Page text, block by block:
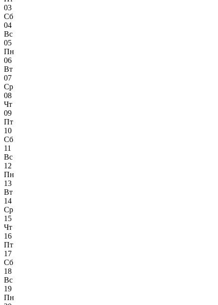
03
Сб
04
Вс
05
Пн
06
Вт
07
Ср
08
Чт
09
Пт
10
Сб
11
Вс
12
Пн
13
Вт
14
Ср
15
Чт
16
Пт
17
Сб
18
Вс
19
Пн